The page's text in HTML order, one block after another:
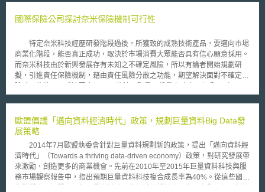
Digitale，AgID）及國家網路安全局（Agenzia per la Cybersicurezza
案已由參議院（Senato della Repubblica）審議並表決通過，2025年9月
25日已載於義大利《官方公報》（Gazzetta Ufficiale），再經過15天緩衝
期後，預計於2025年10月10日正式生效。然截至2025年10月27日為止，
未有官方宣布該法案正式生效之證明，故法案是否依該版本內容正式施行仍
務取得 1146‑B法案第10條規定，將由義大利衛生服務局（Agenzia
nazionale per i servizi sanitari regionali，AGENAS）主導設立該國家醫療
AI應用平臺。該平臺定位為全國級資料治理與AI導入審查機制工具，主要功
能為對醫療專業人員提供照護病患與臨床實踐時無法律約束力之建議，並對
病患提供接觸社區醫療中心AI服務之管道與機會。該平臺僅得依「資料最小
化原則」（dati strettamente necessary）蒐集以上醫療服務所需之必要資
料，經向衛生部（Ministero della salute）、資料保護局（Garante per la
國際保險公司探討奈米保險機制可行性
特定奈米科技經歷研發階段過後，所獲致的成熟技術產品，要邁向市場
商業化階段，能否真正成功，取決於市場消費大眾能否具有信心願意採用。
而奈米科技由於新興發展存有未知之不確定風險，所以有論者開始規劃研
擬，引進責任保險機制，藉由責任風險分散之功能，期望解決面對不確定風
Re） 對於奈米科技之保險機制，2008年出版「奈米科技：微小物質，未知
Perspective）」研究報告 ，其中明文點出，保險業（Insurance Industry）
之核心業務即為移轉風險（Transfer of Risk），由保險公司（Insurer）經
然而，保險業對於可藉由保險機制所分散之風險，亦有其極限範圍，如果超
過以下三原則者，則會被認為超出可承擔風險範圍，屬保險業無力去承擔
者，所以保險機制之引進將不具可行性： （1）風險發生之可能機率與發生
嚴重程度，現行實務沒有可行方式能加以評估者。 （2）當危害產生時，所
歐盟倡議「邁向資料經濟時代」政策，規劃巨量資料Big Data發
展策略
2014年7月歐盟執委會針對巨量資料規劃新的政策，提出「邁向資料經
濟時代」（Towards a thriving data-driven economy）政策，對研究發展帶
來激勵，創造更多的商業機會。先前在2010年至2015年巨量資料科技與服
務市場觀察報告中，指出預期巨量資料科技複合成長率為40%。從這些國際